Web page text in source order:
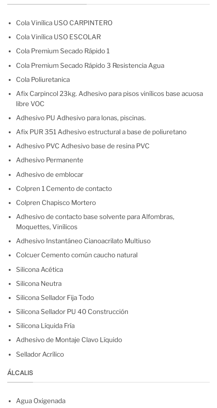
Cola Vinílica USO CARPINTERO
Cola Vinílica USO ESCOLAR
Cola Premium Secado Rápido 1
Cola Premium Secado Rápido 3 Resistencia Agua
Cola Poliuretanica
Afix Carpincol 23kg. Adhesivo para pisos vinílicos base acuosa
libre VOC
Adhesivo PU Adhesivo para lonas, piscinas.
Afix PUR 351 Adhesivo estructural a base de poliuretano
Adhesivo PVC Adhesivo base de resina PVC
Adhesivo Permanente
Adhesivo de emblocar
Colpren 1 Cemento de contacto
Colpren Chapisco Mortero
Adhesivo de contacto base solvente para Alfombras,
Moquettes, Vinílicos
Adhesivo Instantáneo Cianoacrilato Multiuso
Colcuer Cemento común caucho natural
Silicona Acética
Silicona Neutra
Silicona Sellador Fija Todo
Silicona Sellador PU 40 Construcción
Silicona Líquida Fría
Adhesivo de Montaje Clavo Líquido
Sellador Acrílico
ÁLCALIS
Agua Oxigenada